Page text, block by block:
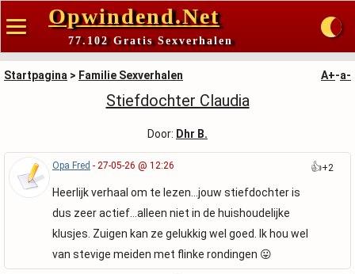
Opwindend.Net
77.102 Gratis Sexverhalen
Startpagina > Familie Sexverhalen A+-a-
Stiefdochter Claudia
Door: Dhr B.
Opa Fred - 27-05-26 @ 12:26
Heerlijk verhaal om te lezen...jouw stiefdochter is
dus zeer actief...alleen niet in de huishoudelijke
klusjes. Zuigen kan ze gelukkig wel goed. Ik hou wel
van stevige meiden met flinke rondingen 😛
👍+2